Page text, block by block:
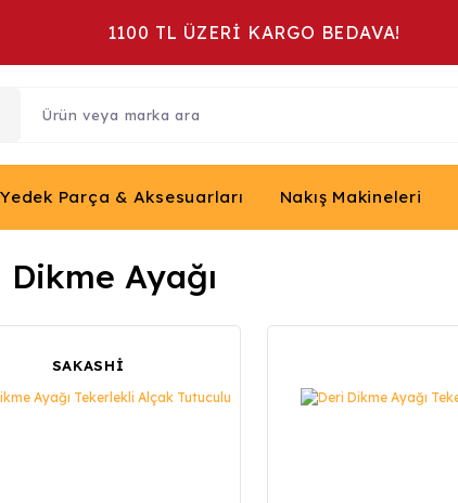
1100 TL ÜZERİ KARGO BEDAVA!
Parça & Aksesuarları Nakış Makineleri
Dikme Ayağı
SAKASHİ